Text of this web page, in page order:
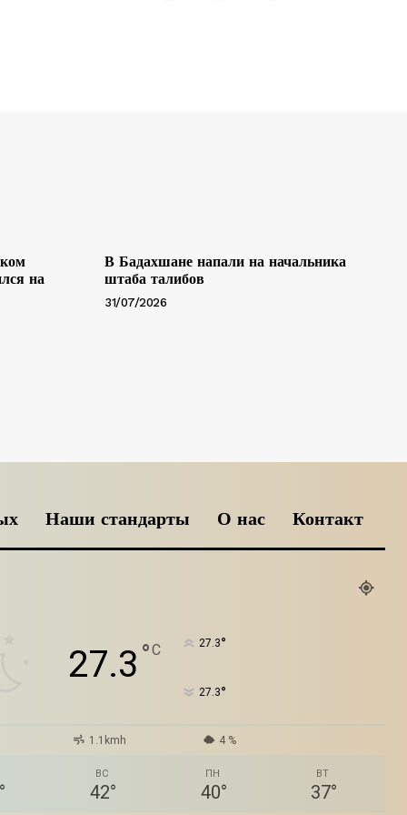
на
В Бадахшане напали на начальника
штаба талибов
31/07/2026
Наши стандарты О нас Контакт
27.3 °C 27.3°
27.3°
1.1kmh 4 %
°
ВС
42°
ПН
40°
ВТ
37°